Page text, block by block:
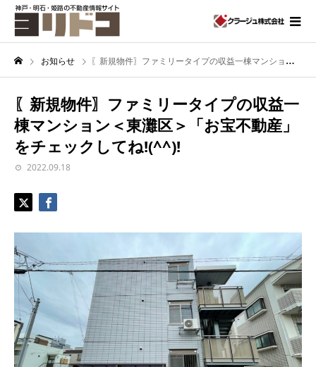
お知らせ 〖新規物件〗ファミリータイプの収益一棟マンション＜東灘区＞「お宝不動産」をチェックしてね!(^^)!
〖新規物件〗ファミリータイプの収益一
棟マンション＜東灘区＞「お宝不動産」
をチェックしてね!(^^)!
2022.09.18